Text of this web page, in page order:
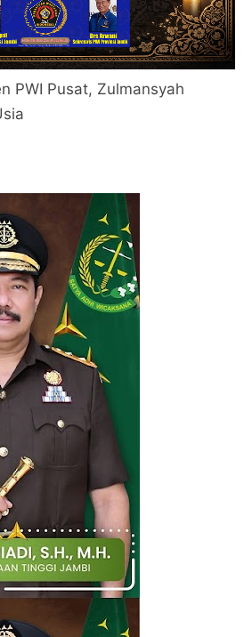
PWI Pusat, Zulmansyah